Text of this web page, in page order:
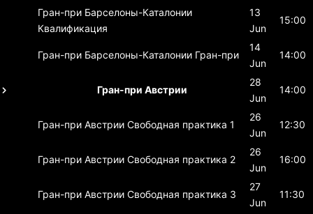
Гран-при Барселоны-Каталонии
Квалификация
13
Jun
15:00
Гран-при Барселоны-Каталонии Гран-при
14
Jun
14:00
Гран-при Австрии
28
Jun
14:00
Гран-при Австрии Свободная практика 1
26
Jun
12:30
Гран-при Австрии Свободная практика 2
26
Jun
16:00
Гран-при Австрии Свободная практика 3
27
Jun
11:30